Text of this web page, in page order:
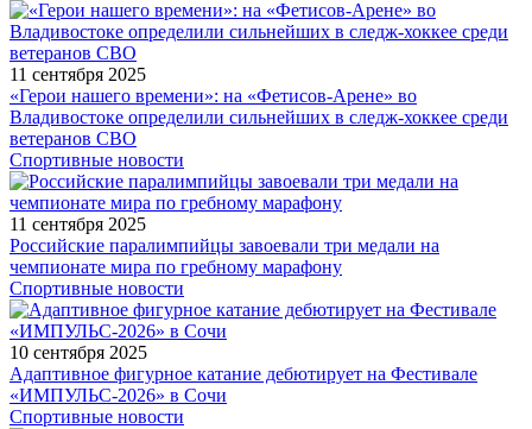
11 сентября 2025
«Герои нашего времени»: на «Фетисов-Арене» во
Владивостоке определили сильнейших в следж-хоккее среди
ветеранов СВО
Спортивные новости
11 сентября 2025
Российские паралимпийцы завоевали три медали на
чемпионате мира по гребному марафону
Спортивные новости
10 сентября 2025
Адаптивное фигурное катание дебютирует на Фестивале
«ИМПУЛЬС-2026» в Сочи
Спортивные новости